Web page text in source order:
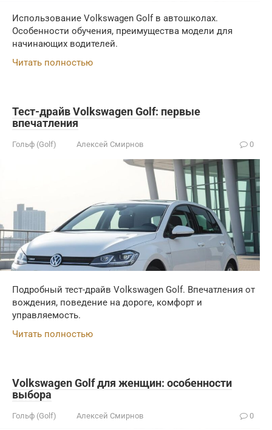
Использование Volkswagen Golf в автошколах.
Особенности обучения, преимущества модели для
начинающих водителей.
Читать полностью
Тест-драйв Volkswagen Golf: первые
впечатления
Гольф (Golf) Алексей Смирнов 0
Подробный тест-драйв Volkswagen Golf. Впечатления от
вождения, поведение на дороге, комфорт и
управляемость.
Читать полностью
Volkswagen Golf для женщин: особенности
выбора
Гольф (Golf) Алексей Смирнов 0